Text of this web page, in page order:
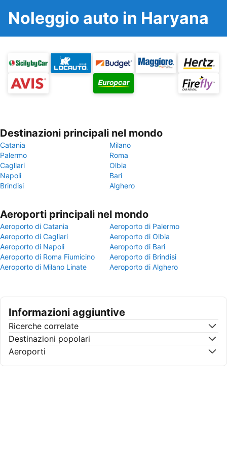
Noleggio auto in Haryana
Destinazioni principali nel mondo
Catania
Milano
Palermo
Roma
Cagliari
Olbia
Napoli
Bari
Brindisi
Alghero
Aeroporti principali nel mondo
Aeroporto di Catania
Aeroporto di Palermo
Aeroporto di Cagliari
Aeroporto di Olbia
Aeroporto di Napoli
Aeroporto di Bari
Aeroporto di Roma Fiumicino
Aeroporto di Brindisi
Aeroporto di Milano Linate
Aeroporto di Alghero
Informazioni aggiuntive
Ricerche correlate
Destinazioni popolari
Aeroporti